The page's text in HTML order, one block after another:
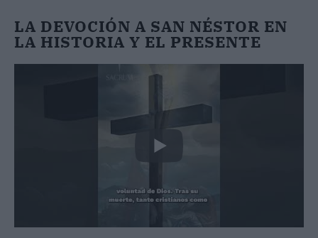
LA DEVOCIÓN A SAN NÉSTOR EN
LA HISTORIA Y EL PRESENTE